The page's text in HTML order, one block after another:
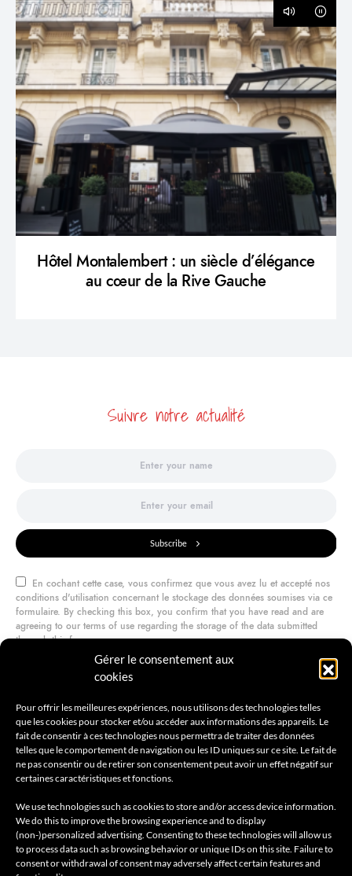
Gérer le consentement aux
cookies
Pour offrir les meilleures expériences, nous utilisons des technologies telles
que les cookies pour stocker et/ou accéder aux informations des appareils. Le
fait de consentir à ces technologies nous permettra de traiter des données
telles que le comportement de navigation ou les ID uniques sur ce site. Le fait de
ne pas consentir ou de retirer son consentement peut avoir un effet négatif sur
certaines caractéristiques et fonctions.
We use technologies such as cookies to store and/or access device information.
We do this to improve the browsing experience and to display
(non-)personalized advertising. Consenting to these technologies will allow us
to process data such as browsing behavior or unique IDs on this site. Failure to
consent or withdrawal of consent may adversely affect certain features and
Hôtel Montalembert : un siècle d’élégance
au cœur de la Rive Gauche
Suivre notre actualité
Subscribe
En cochant cette case, vous confirmez que vous avez lu et accepté nos
conditions d'utilisation concernant le stockage des données soumises via ce
formulaire. By checking this box, you confirm that you have read and are
agreeing to our terms of use regarding the storage of the data submitted
through this form.
Accueil AMILCAR MEN’S MAGAZINE Voyages